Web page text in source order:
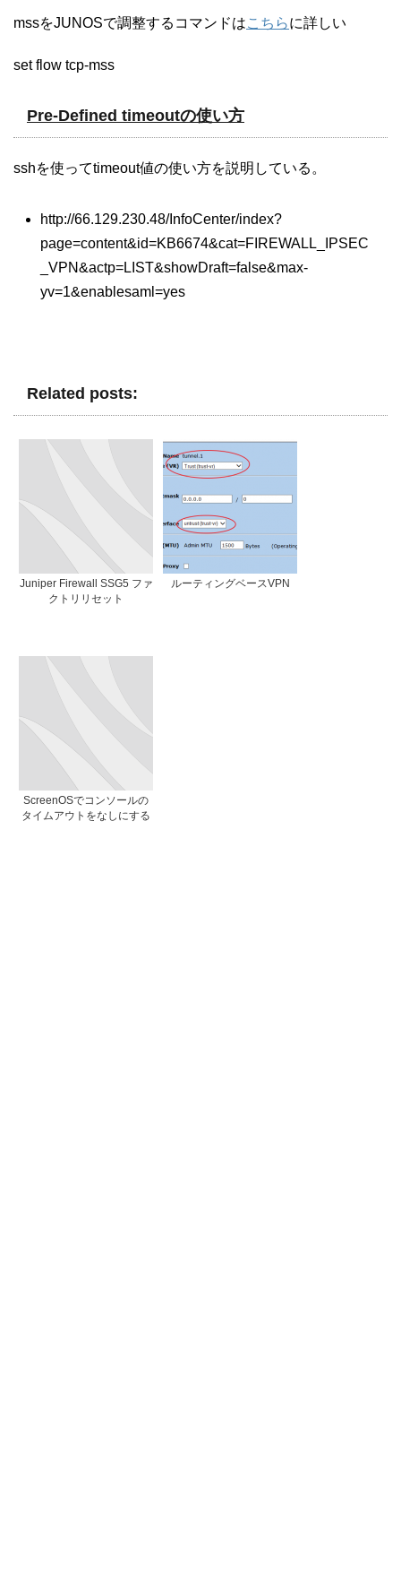
mssをJUNOSで調整するコマンドはこちらに詳しい
set flow tcp-mss
Pre-Defined timeoutの使い方
sshを使ってtimeout値の使い方を説明している。
http://66.129.230.48/InfoCenter/index?
page=content&id=KB6674&cat=FIREWALL_IPSEC
_VPN&actp=LIST&showDraft=false&max-
yv=1&enablesaml=yes
Related posts:
Juniper Firewall SSG5 ファ
クトリリセット
ルーティングベースVPN
ScreenOSでコンソールの
タイムアウトをなしにする